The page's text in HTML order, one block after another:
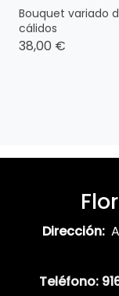
Bouquet variado
cálidos
38,00 €
Dirección:
Teléfono: